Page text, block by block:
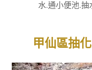
水.通小便池.抽
甲仙區抽